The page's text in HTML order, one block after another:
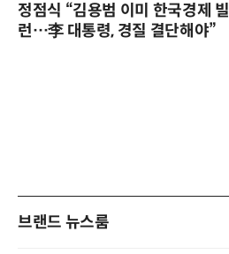
정점식 “김용범 이미 한국경제 빌
런…李 대통령, 경질 결단해야”
브랜드 뉴스룸